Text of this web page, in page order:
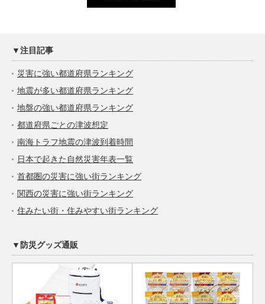
▼注目記事
災害に強い都道府県ランキング
地震が多い都道府県ランキング
地盤の強い都道府県ランキング
都道府県ごとの津波想定
南海トラフ地震の津波到着時間
日本で起きた自然災害年表一覧
首都圏の災害に強い街ランキング
関西の災害に強い街ランキング
住みたい街・住みやすい街ランキング
▼防災グッズ通販